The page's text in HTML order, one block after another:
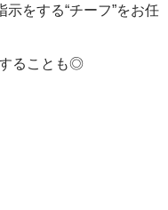
をする“チーフ”をお任
ることも◎